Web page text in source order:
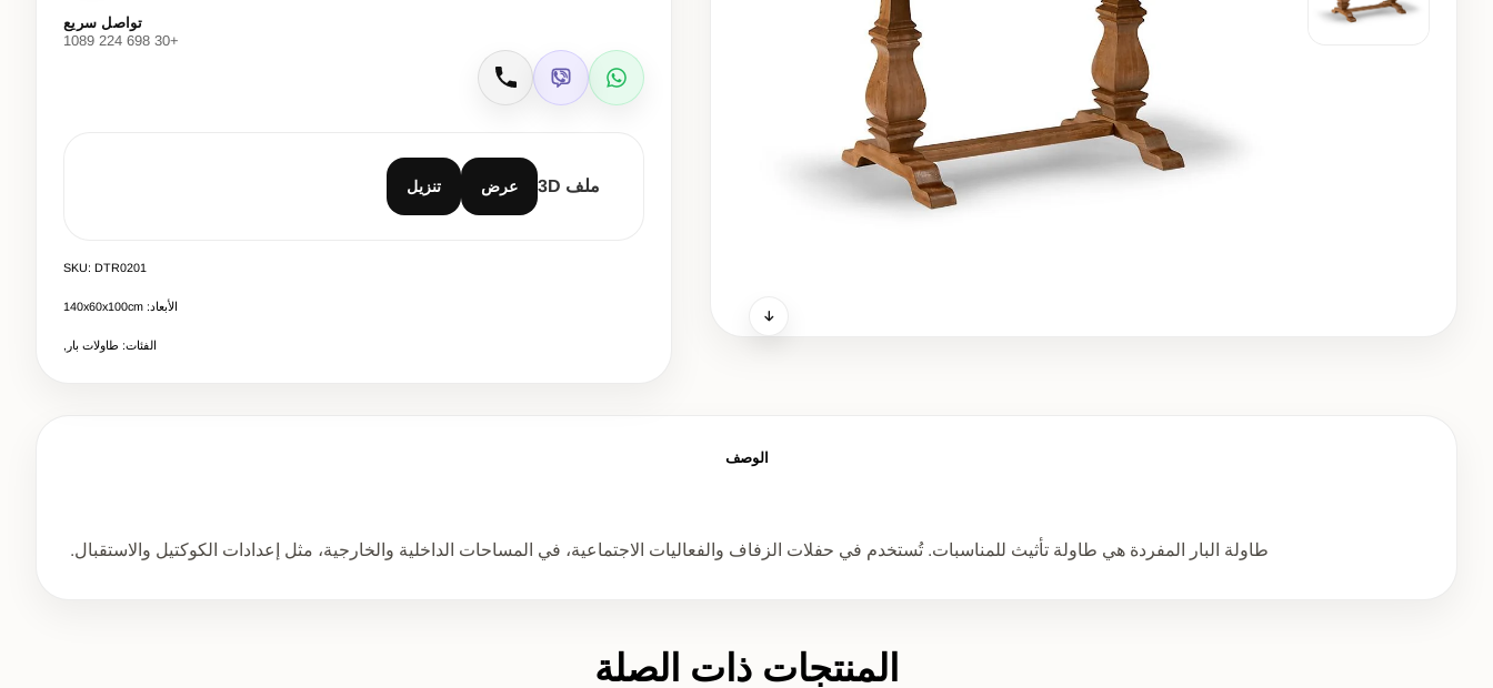
تواصل سريع
+30 698 224 1089
WhatsApp
Viber اتصال
ملف 3D عرض تنزيل
SKU: DTR0201
الأبعاد: 140x60x100cm
الفئات: طاولات بار,
الوصف
طاولة البار المفردة هي طاولة تأثيث للمناسبات. تُستخدم في حفلات الزفاف والفعاليات الاجتماعية، في المساحات الداخلية والخارجية، مثل إعدادات الكوكتيل والاستقبال.
المنتجات ذات الصلة